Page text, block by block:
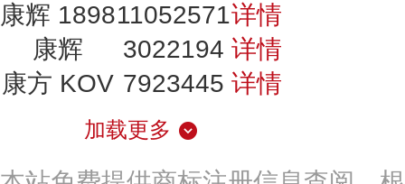
康辉 189811052571详情
康辉
3022194 详情
康方 KOV 7923445 详情
加载更多